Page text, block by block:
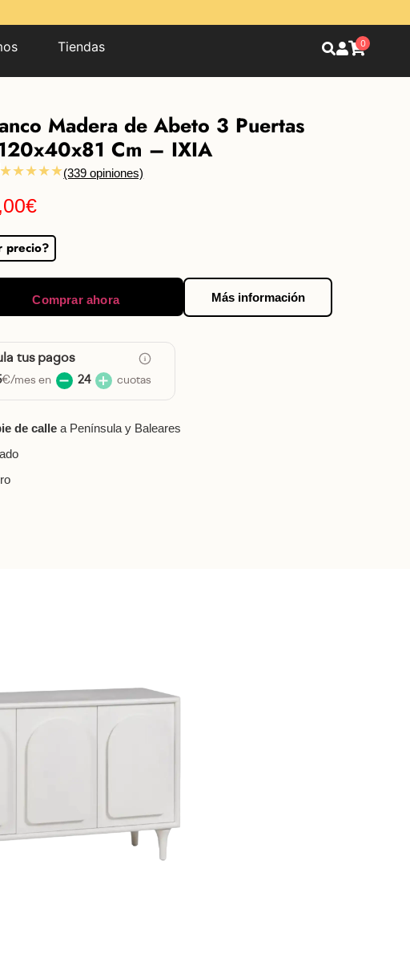
Tiendas 0
Madera de Abeto 3 Puertas
Cm – IXIA
★★★★★(339 opiniones)
€
precio?
Comprar ahora
tus pagos
€/mes en 24 cuotas
Más información
de calle a Península y Baleares